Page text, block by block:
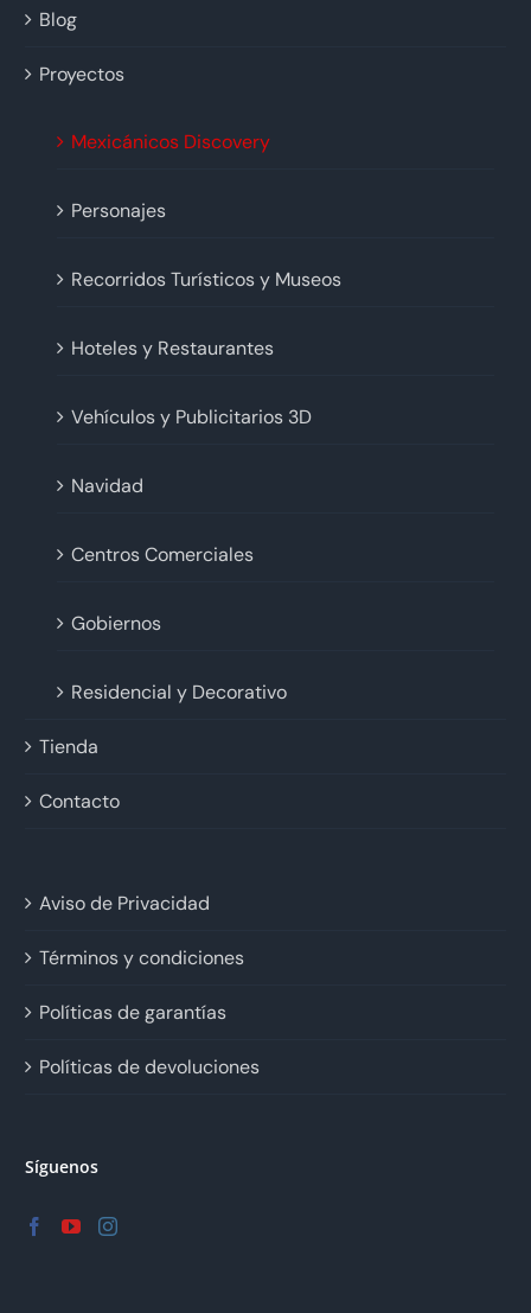
Blog
Proyectos
Mexicánicos Discovery
Personajes
Recorridos Turísticos y Museos
Hoteles y Restaurantes
Vehículos y Publicitarios 3D
Navidad
Centros Comerciales
Gobiernos
Residencial y Decorativo
Tienda
Contacto
Aviso de Privacidad
Términos y condiciones
Políticas de garantías
Políticas de devoluciones
Síguenos